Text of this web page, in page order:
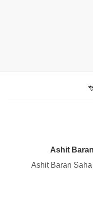
Ashit Baran
Ashit Baran Saha